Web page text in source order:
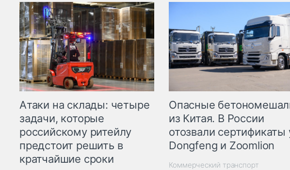
Атаки на склады: четыре
задачи, которые
российскому ритейлу
предстоит решить в
кратчайшие сроки
Опасные
из Китая. В России
отозвали сертификаты
Dongfeng и Zoomlion
Коммерческий транспорт